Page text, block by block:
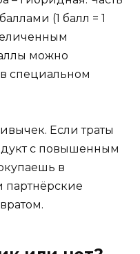
(1 балл = 1
можно
специальном
Если траты
с повышенным
в
партнёрские